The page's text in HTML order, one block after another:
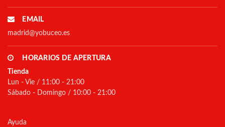
EMAIL
madrid@yobuceo.es
HORARIOS DE APERTURA
Tienda
Lun - Vie / 11:00 - 21:00
Sábado - Domingo / 10:00 - 21:00
Ayuda